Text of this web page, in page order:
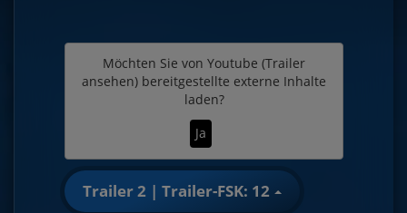
Möchten Sie von Youtube (Trailer
ansehen) bereitgestellte externe Inhalte
laden?
Ja
Trailer 2 | Trailer-FSK: 12